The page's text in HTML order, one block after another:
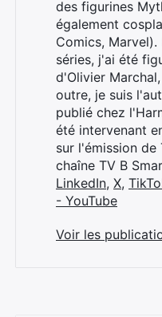
des figurines
également
Comics,
séries, j'ai été
d'Olivier Marchal,
outre, je suis
publié chez
été intervenant
sur l'émission de
chaîne TV B
LinkedIn, X,
- YouTube
Voir les